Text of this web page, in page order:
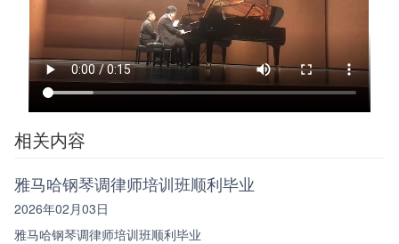
相关内容
雅马哈钢琴调律师培训班顺利毕业
2026年02月03日
雅马哈钢琴调律师培训班顺利毕业